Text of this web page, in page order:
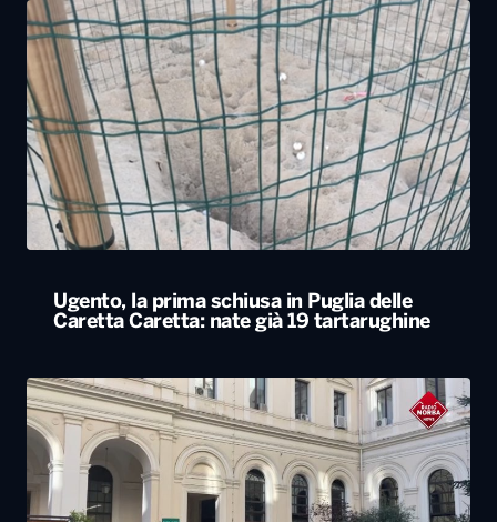
Ugento, la prima schiusa in Puglia delle
Caretta Caretta: nate già 19 tartarughine